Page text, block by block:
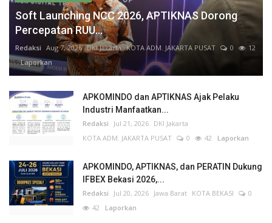
Soft Launching NCC 2026, APTIKNAS Dorong
Percepatan RUU...
Redaksi Aug 7, 2026 DKI Jakarta KOTA ADM. JAKARTA PUSAT 0
12
Laporkan
APKOMINDO dan APTIKNAS Ajak Pelaku
Industri Manfaatkan...
Redaksi Jul 21, 2026 DKI Jakarta
KOTA ADM. JAKARTA PUSAT
0 42 Laporkan
APKOMINDO, APTIKNAS, dan PERATIN Dukung
IFBEX Bekasi 2026,...
Redaksi Jul 20, 2026 Jawa Barat KOTA BEKASI
0
42 Laporkan